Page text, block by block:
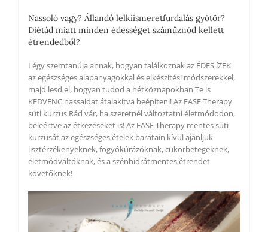
Ft-
os
kiegészítő
mennyiség
Nassoló vagy? Állandó lelkiismeretfurdalás gyötör?
Diétád miatt minden édességet száműznöd kellett
étrendedből?
Légy szemtanúja annak, hogyan találkoznak az ÉDES íZEK
az egészséges alapanyagokkal és elkészítési módszerekkel,
majd lesd el, hogyan tudod a hétköznapokban Te is
KEDVENC nassaidat átalakítva beépíteni! Az EASE Therapy
süti kurzus Rád vár, ha szeretnél változtatni életmódodon,
beleértve az étkezéseket is! Az EASE Therapy mentes süti
kurzusát az egészséges ételek barátain kívül ajánljuk
lisztérzékenyeknek, fogyókúrázóknak, cukorbetegeknek,
életmódváltóknak, és a szénhidrátmentes étrendet
követőknek!